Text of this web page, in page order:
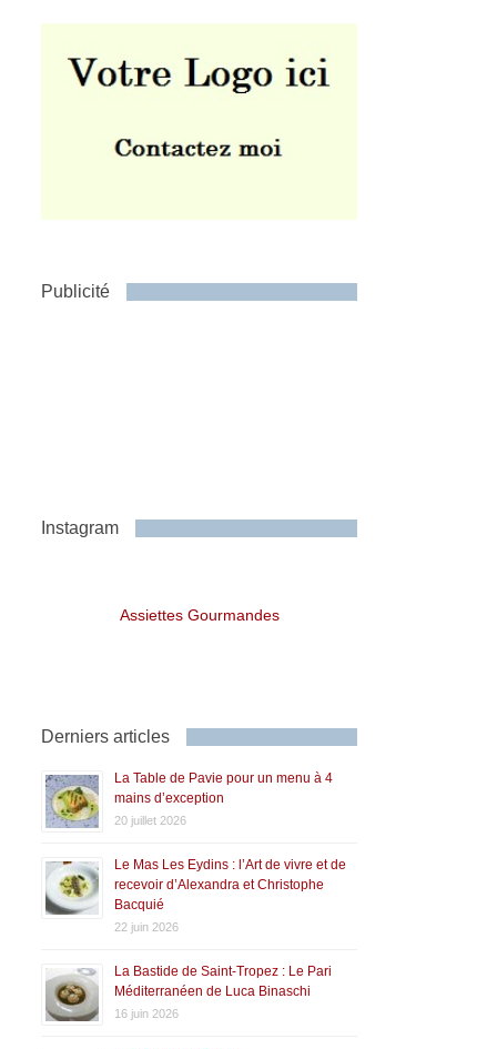
Publicité
Instagram
Assiettes Gourmandes
Derniers articles
La Table de Pavie pour un menu à 4
mains d’exception
20 juillet 2026
Le Mas Les Eydins : l’Art de vivre et de
recevoir d’Alexandra et Christophe
Bacquié
22 juin 2026
La Bastide de Saint-Tropez : Le Pari
Méditerranéen de Luca Binaschi
16 juin 2026